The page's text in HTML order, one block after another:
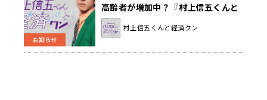
お知らせ
高齢者が増加中？『村上信五くんと
経済クン』
村上信五くんと経済クン